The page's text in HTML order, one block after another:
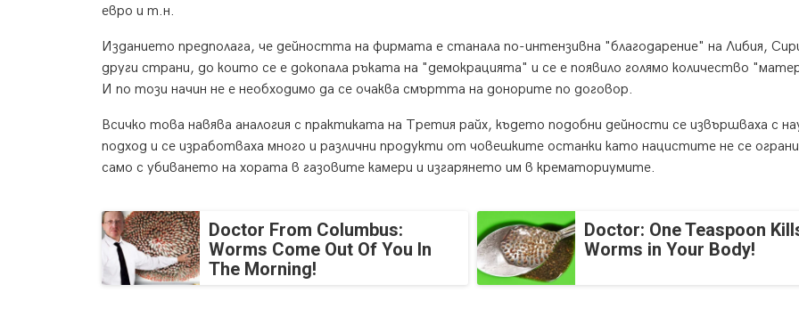
евро и т.н.
Изданието предполага, че дейността на фирмата е станала по-интензивна "благодарение" на Либия,
други страни, до които се е докопала ръката на "демокрацията" и се е появило голямо количество
И по този начин не е необходимо да се очаква смъртта на донорите по договор.
Всичко това навява аналогия с практиката на Третия райх, където подобни дейности се извършваха с
подход и се изработваха много и различни продукти от човешките останки като нацистите не се
само с убиването на хората в газовите камери и изгарянето им в крематориумите.
Doctor From Columbus:
Worms Come Out Of You In
The Morning!
Doctor: One Teaspoon
Worms in Your Body!